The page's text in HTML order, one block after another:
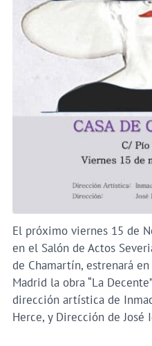
El próximo viernes 15 de
en el Salón de Actos
de Chamartín, estrenará
Madrid la obra “La
dirección artística de
Herce, y Dirección de José